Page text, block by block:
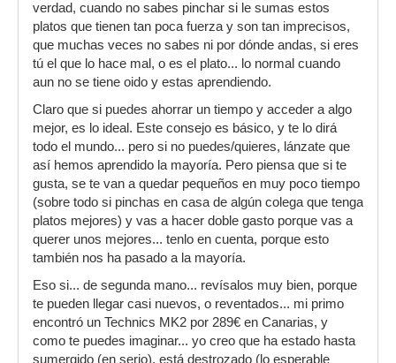
verdad, cuando no sabes pinchar si le sumas estos
platos que tienen tan poca fuerza y son tan imprecisos,
que muchas veces no sabes ni por dónde andas, si eres
tú el que lo hace mal, o es el plato... lo normal cuando
aun no se tiene oido y estas aprendiendo.
Claro que si puedes ahorrar un tiempo y acceder a algo
mejor, es lo ideal. Este consejo es básico, y te lo dirá
todo el mundo... pero si no puedes/quieres, lánzate que
así hemos aprendido la mayoría. Pero piensa que si te
gusta, se te van a quedar pequeños en muy poco tiempo
(sobre todo si pinchas en casa de algún colega que tenga
platos mejores) y vas a hacer doble gasto porque vas a
querer unos mejores... tenlo en cuenta, porque esto
también nos ha pasado a la mayoría.
Eso si... de segunda mano... revísalos muy bien, porque
te pueden llegar casi nuevos, o reventados... mi primo
encontró un Technics MK2 por 289€ en Canarias, y
como te puedes imaginar... yo creo que ha estado hasta
sumergido (en serio), está destrozado (lo esperable